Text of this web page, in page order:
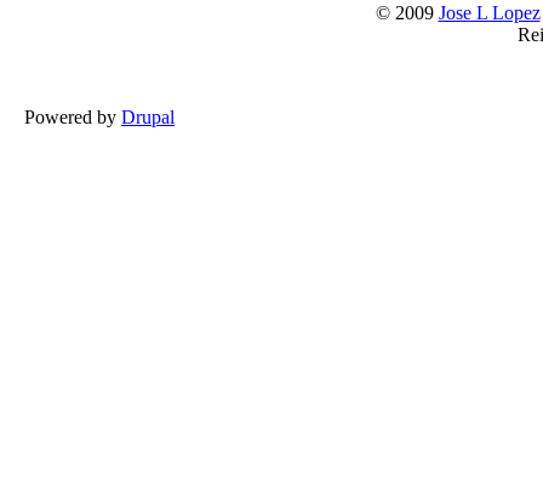
© 2009 Jose L Lopez
Powered by Drupal